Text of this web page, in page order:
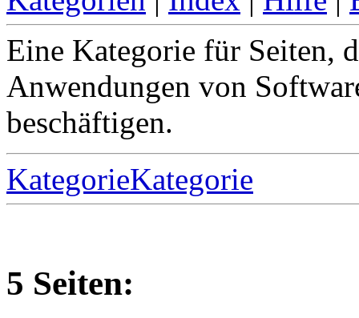
Eine Kategorie für Seiten,
Anwendungen von
beschäftigen.
KategorieKategorie
5 Seiten: